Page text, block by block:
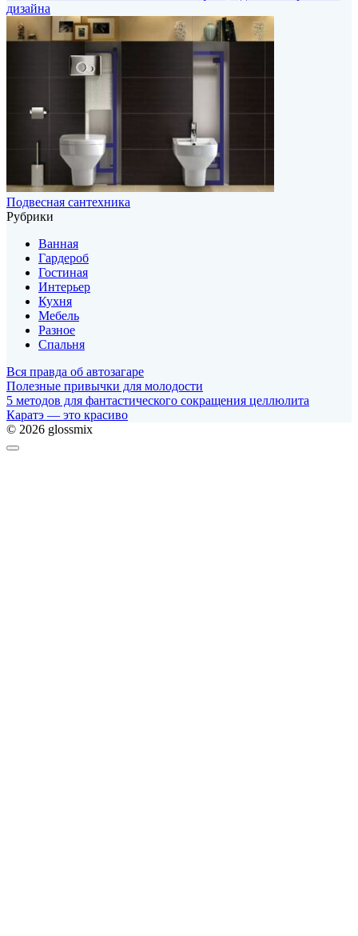
дизайна
Подвесная сантехника
Рубрики
Ванная
Гардероб
Гостиная
Интерьер
Кухня
Мебель
Разное
Спальня
Вся правда об автозагаре
Полезные привычки для молодости
5 методов для фантастического сокращения целлюлита
Каратэ — это красиво
© 2026 glossmix